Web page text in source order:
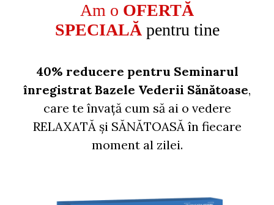
Am o OFERTĂ
SPECIALĂ pentru tine
40% reducere pentru Seminarul
înregistrat Bazele Vederii Sănătoase,
care te învață cum să ai o vedere
RELAXATĂ și SĂNĂTOASĂ în fiecare
moment al zilei.